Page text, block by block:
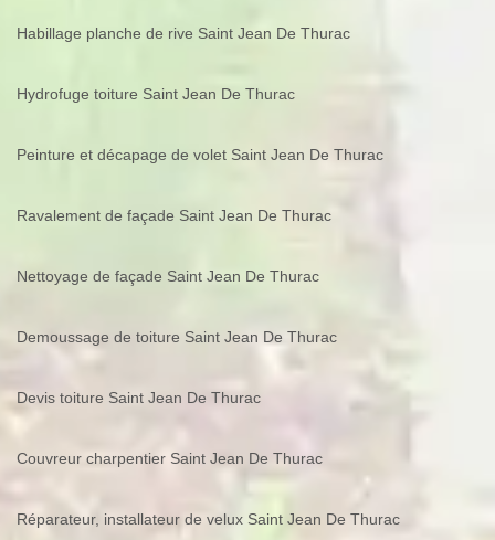
Habillage planche de rive Saint Jean De Thurac
Hydrofuge toiture Saint Jean De Thurac
Peinture et décapage de volet Saint Jean De Thurac
Ravalement de façade Saint Jean De Thurac
Nettoyage de façade Saint Jean De Thurac
Demoussage de toiture Saint Jean De Thurac
Devis toiture Saint Jean De Thurac
Couvreur charpentier Saint Jean De Thurac
Réparateur, installateur de velux Saint Jean De Thurac